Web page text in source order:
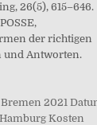
26(5), 615–646.
der richtigen
und Antworten.
2021
Kosten